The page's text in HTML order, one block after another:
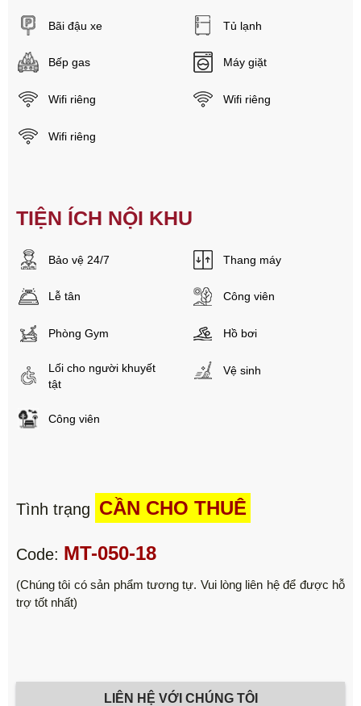
Bãi đậu xe Tủ lạnh
Bếp gas Máy giặt
Wifi riêng Wifi riêng
Wifi riêng
TIỆN ÍCH NỘI KHU
Bảo vệ 24/7 Thang máy
Lễ tân Công viên
Phòng Gym Hồ bơi
Lối cho người khuyết
tật
Vệ sinh
Công viên
Tình trạng CẦN CHO THUÊ
Code: MT-050-18
(Chúng tôi có sản phẩm tương tự. Vui lòng liên hệ để được hỗ
trợ tốt nhất)
LIÊN HỆ VỚI CHÚNG TÔI